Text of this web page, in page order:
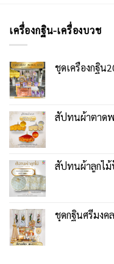
เครื่องกฐิน-เครื่องบวช
ชุดเครื่องกฐิน
สัปทนผ้าตาด
สัปทนผ้าลูกไ
ชุดกฐินศรีมง